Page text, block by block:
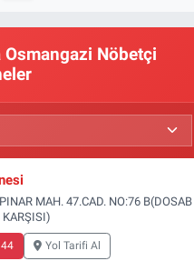
Osmangazi Nöbetçi
MAH. 47.CAD. NO:76 B(DOSAB
Yol Tarifi Al